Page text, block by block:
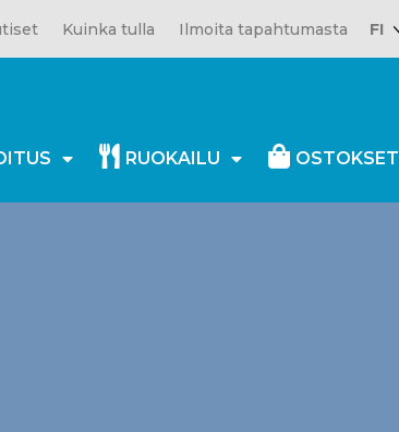
Kuinka tulla Ilmoita tapahtumasta FI
RUOKAILU OSTOKSET